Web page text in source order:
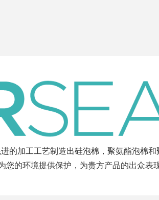
的加工工艺制造出硅泡棉，聚氨酯泡棉
的环境提供保护，为贵方产品的出众表